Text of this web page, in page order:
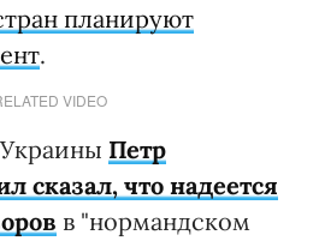
планируют
.
VIDEO
Петр
сказал, что надеется
в "нормандском